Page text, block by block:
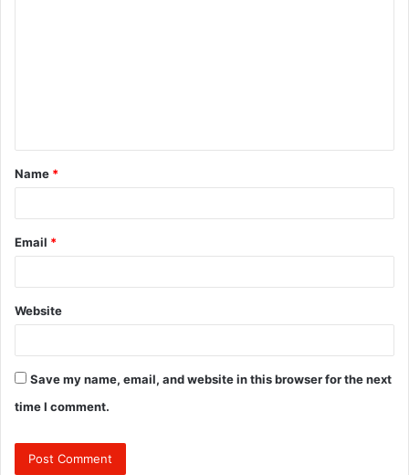
t
*
Name *
Email *
Website
Save my name, email, and website in this browser for the next
time I comment.